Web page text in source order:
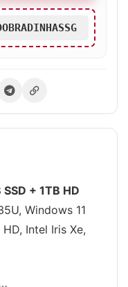
+ 1TB HD
Windows 11
Intel Iris Xe,